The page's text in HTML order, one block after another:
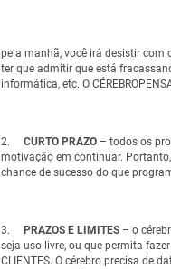
pela manhã, você irá desistir com
ter que admitir que está
informática, etc. O
2. CURTO PRAZO – todos os
motivação em continuar.
chance de sucesso do que
3. PRAZOS E LIMITES – o
seja uso livre, ou que permita fazer
CLIENTES. O cérebro precisa de